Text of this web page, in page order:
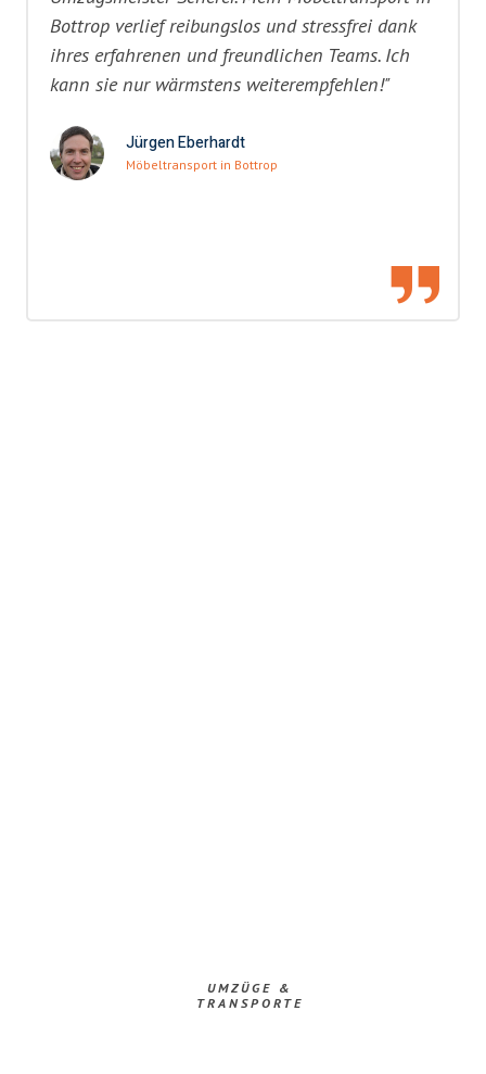
Bottrop verlief reibungslos und stressfrei dank
ihres erfahrenen und freundlichen Teams. Ich
kann sie nur wärmstens weiterempfehlen!"
Jürgen Eberhardt
Möbeltransport in Bottrop
UMZÜGE &
TRANSPORTE